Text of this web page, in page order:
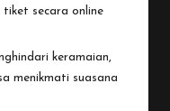
tiket secara online
keramaian,
menikmati suasana